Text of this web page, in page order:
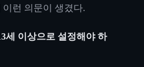
런 의문이 생겼다.
세 이상으로 설정해야 하